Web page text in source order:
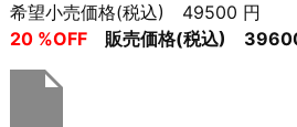
希望小売価格(税込) 49500 円
20 %OFF販売価格(税込)